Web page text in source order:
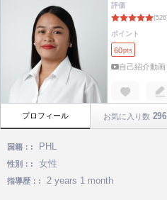
評価
ポイント
60pts
自己紹介動画
プロフィール お気に入り数 296
国籍：: PHL
性別：: 女性
指導歴：: 2 years 1 month